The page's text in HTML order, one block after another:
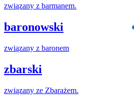
związany z barmanem.
baronowski
związany z baronem
zbarski
związany ze Zbarażem.